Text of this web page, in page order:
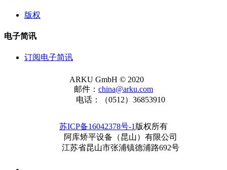
版权
电子简讯
订阅电子简讯
ARKU GmbH © 2020
邮件： china@arku.com
电话：（0512）36853910
苏ICP备16042378号-1 版权所有
阿库矫平设备（昆山）有限公司
江苏省昆山市张浦镇德浦路692号